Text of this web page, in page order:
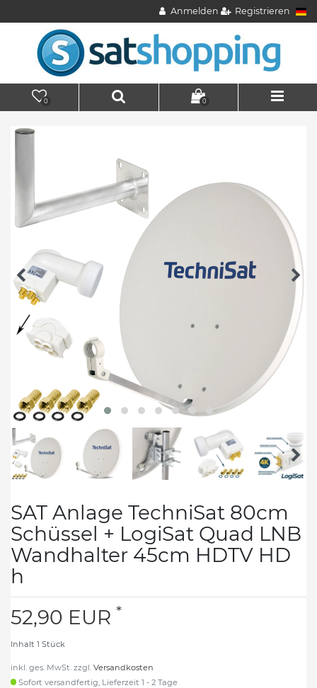
Anmelden Registrieren
0 0
SAT Anlage TechniSat 80cm
Schüssel + LogiSat Quad LNB
Wandhalter 45cm HDTV HD
h
52,90 EUR *
Inhalt 1 Stück
inkl. ges. MwSt. zzgl. Versandkosten
Sofort versandfertig, Lieferzeit 1 - 2 Tage